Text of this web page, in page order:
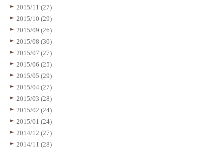
2015/11 (27)
2015/10 (29)
2015/09 (26)
2015/08 (30)
2015/07 (27)
2015/06 (25)
2015/05 (29)
2015/04 (27)
2015/03 (28)
2015/02 (24)
2015/01 (24)
2014/12 (27)
2014/11 (28)